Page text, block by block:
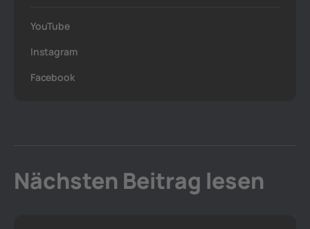
YouTube
Instagram
Facebook
Nächsten Beitrag lesen